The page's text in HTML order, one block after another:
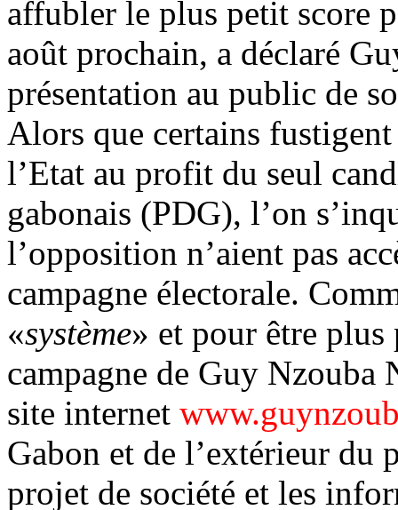
affubler le plus petit score
août prochain, a déclaré
présentation au public de
Alors que certains fustigent
l’Etat au profit du seul
gabonais (PDG), l’on
l’opposition n’aient pas
campagne électorale.
«système» et pour être plus
campagne de Guy Nzouba
site internet
Gabon et de l’extérieur du
projet de société et les